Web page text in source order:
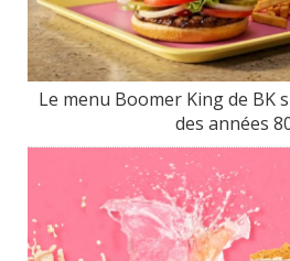
Le menu Boomer King de BK
des années